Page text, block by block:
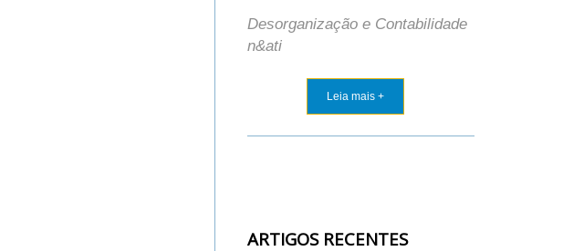
Desorganização e Contabilidade
n&ati
Leia mais +
ARTIGOS RECENTES